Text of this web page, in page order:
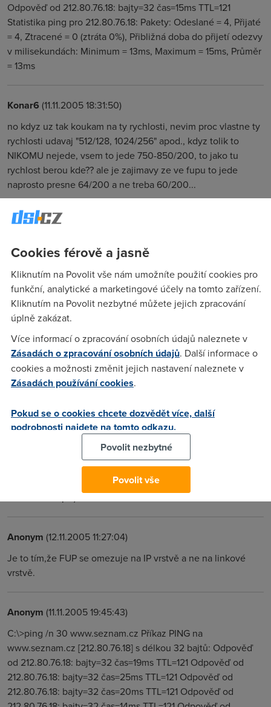
Odpověď od 212.80.76.18: bajty=32 čas=15ms TTL=121
Statistika ping pro 212.80.76.18: Pakety: Odeslané = 4, Přijaté
= 4, Ztracené = 0 (ztráta 0%), Přibližná doba do přijetí odezvy
v milisekundách: Minimum = 13ms, Maximum = 15ms, Průměr
= 13ms
Konar6 (11.11.2005 18:31:50)
no kdyz uz tak koukam na ty rychlosti, nevim proc vlastne ty
rychlosti udavaj "512/128, 1024/256" apod., kdyz tolik to
NIKOMU nejede, vsem to jede 750-850/200, to jako tu
rychlost berou kde?? ale je zajimavy ze ve fupu to jede
naprosto presne 64/200 a ne treba 60/200...
Anonym(11.11.2005 18:40:34)
Udávaná rychlost 512/128,1024/256 ... atd. je linková rychlost
na nejnižší vrstvě,zatímco tyto měření probíhají na TCP
protokolu a mezi těmito vrstvami je ještě ATM protokol,PPP
protokol a IP protokol a každý z těchto protokolů má nějaké
servisní data ( hlavičky paketů,datagramů atd.) a to
způsobuje,že vidíte naměřenou rychlost menší než je
skutečná rychlost linky.
Konar6(11.11.2005 19:14:38)
je jeste blablabla tak proc je namerena rychlost taky 64?
(11.11.2005 20:25:11)
jj to je zajimavy, protoze kdyz treba spadnu do 512 kb tak se
to blizi k te 512- ce (+-64 kB/s) a ne 420 kb (jako na 512,
Anonym (12.11.2005 11:27:04)
Je to tím,že FUP se omezuje na IP vrstvě a ne na linkové
vrstvě.
Anonym (11.11.2005 19:45:43)
C:\>ping /n 30 www.seznam.cz Příkaz PING na
www.seznam.cz [212.80.76.18] s délkou 32 bajtů: Odpověď
od 212.80.76.18: bajty=32 čas=19ms TTL=121 Odpověď od
212.80.76.18: bajty=32 čas=25ms TTL=121 Odpověď od
212.80.76.18: bajty=32 čas=20ms TTL=121 Odpověď od
Cookies férově a jasně
Kliknutím na Povolit vše nám umožníte použití cookies pro
funkční, analytické a marketingové účely na tomto zařízení.
Kliknutím na Povolit nezbytné můžete jejich zpracování
úplně zakázat.
Více informací o zpracování osobních údajů naleznete v
Zásadách o zpracování osobních údajů. Další informace o
cookies a možnosti změnit jejich nastavení naleznete v
Zásadách používání cookies.
Pokud se o cookies chcete dozvědět více, další
podrobnosti najdete na tomto odkazu.
Povolit nezbytné
Povolit vše